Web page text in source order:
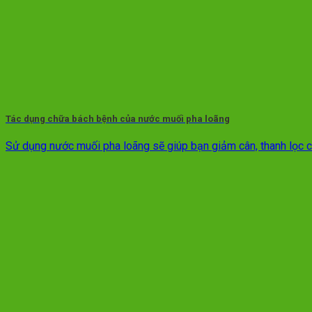
Tác dụng chữa bách bệnh của nước muối pha loãng
Sử dụng nước muối pha loãng sẽ giúp bạn giảm cân, thanh lọc